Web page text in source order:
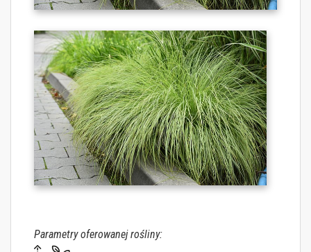
Parametry oferowanej rośliny: